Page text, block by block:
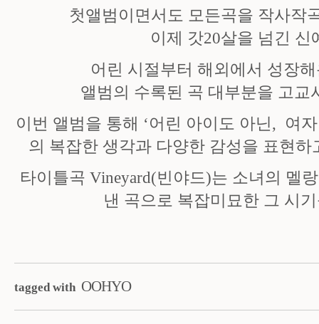
첫앨범이면서도 모든곡을 작사작
이제 갓20살을 넘긴 신
어린 시절부터 해외에서 성장
앨범의 수록된 곡 대부분을 고교
이번 앨범을 통해 ‘어린 아이도 아닌, 여
의 복잡한 생각과 다양한 감성을 표현하
타이틀곡 Vineyard(빈야드)는 소녀의 멜
낸 곡으로 복잡미묘한 그 시
tagged with OOHYO